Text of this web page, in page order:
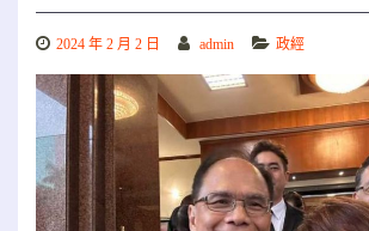
2024 年 2 月 2 日 admin 政經